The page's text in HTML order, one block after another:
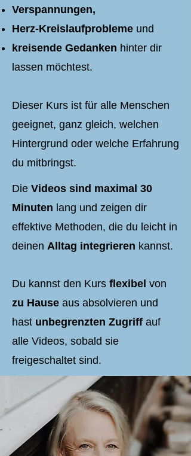
Verspannungen,
Herz-Kreislaufprobleme und
kreisende Gedanken hinter dir
lassen möchtest.
Dieser Kurs ist für alle Menschen
geeignet, ganz gleich, welchen
Hintergrund oder welche Erfahrung
du mitbringst.
Die Videos sind maximal 30
Minuten lang und zeigen dir
effektive Methoden, die du leicht in
deinen Alltag integrieren kannst.
Du kannst den Kurs flexibel von
zu Hause aus absolvieren und
hast unbegrenzten Zugriff auf
alle Videos, sobald sie
freigeschaltet sind.